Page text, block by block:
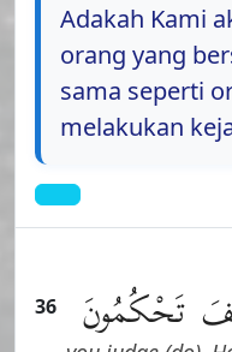
Adakah Kami
orang yang
sama seperti
melakukan
36 تَحْكُمُونَ